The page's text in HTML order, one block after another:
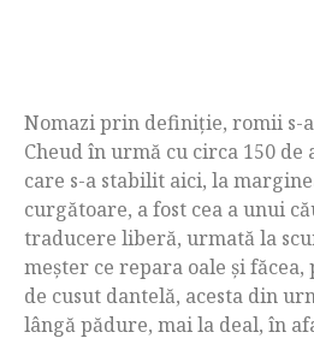
Nomazi prin definiție, romii s-
Cheud în urmă cu circa 150
care s-a stabilit aici, la
curgătoare, a fost cea a unui
traducere liberă, urmată la
meșter ce repara oale și făcea,
de cusut dantelă, acesta din
lângă pădure, mai la deal, în